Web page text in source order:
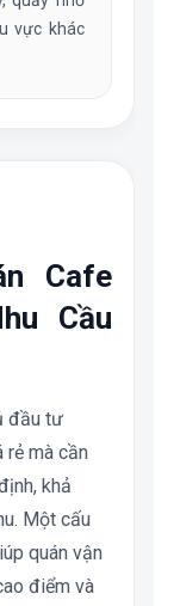
vực khác
Cafe
Cầu
đầu tư
rẻ mà cần
khả
Một cấu
quán vận
điểm và